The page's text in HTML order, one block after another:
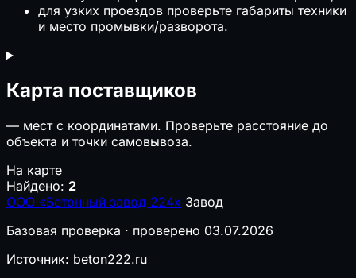
для узких проездов проверьте габариты техники
и место промывки/разворота.
Карта поставщиков
— мест с координатами. Проверьте расстояние до
объекта и точки самовывоза.
На карте
Найдено: 2
ООО «Бетонный завод 224» Завод
Базовая проверка · проверено 03.07.2026
Источник: beton222.ru